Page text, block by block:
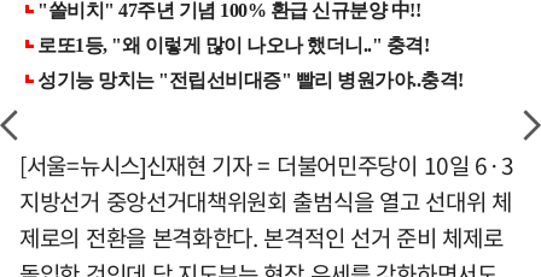
[서울=뉴시스]신재현 기자 = 더불어민주당이 10일 6·3
지방선거 중앙선거대책위원회 출범식을 열고 선대위 체
제로의 전환을 본격화한다. 본격적인 선거 준비 체제로